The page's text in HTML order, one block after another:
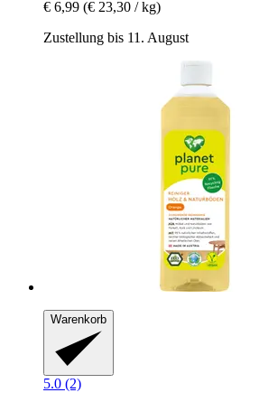
€ 6,99 (€ 23,30 / kg)
Zustellung bis 11. August
Warenkorb
5.0 (2)